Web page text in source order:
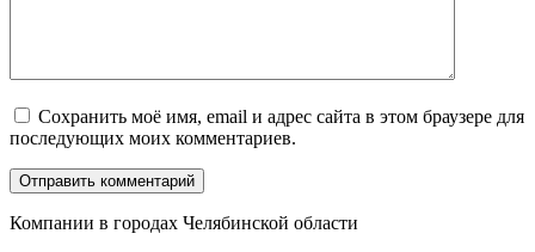
Сохранить моё имя, email и адрес сайта в этом браузере для
последующих моих комментариев.
Компании в городах Челябинской области